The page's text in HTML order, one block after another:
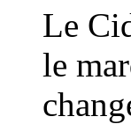
Le
le